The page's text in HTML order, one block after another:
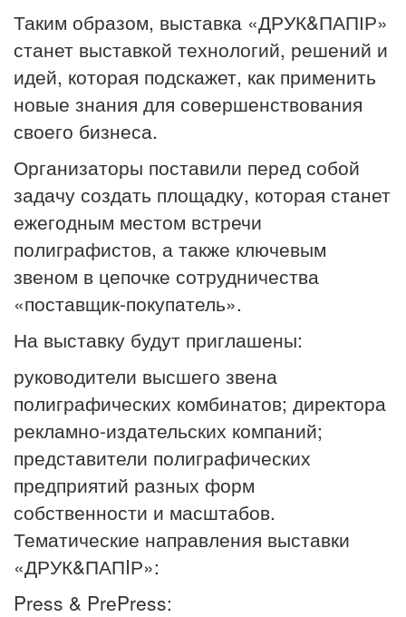
Таким образом, выставка «ДРУК&ПАПІР»
станет выставкой технологий, решений и
идей, которая подскажет, как применить
новые знания для совершенствования
своего бизнеса.
Организаторы поставили перед собой
задачу создать площадку, которая станет
ежегодным местом встречи
полиграфистов, а также ключевым
звеном в цепочке сотрудничества
«поставщик-покупатель».
На выставку будут приглашены:
руководители высшего звена
полиграфических комбинатов; директора
рекламно-издательских компаний;
представители полиграфических
предприятий разных форм
собственности и масштабов.
Тематические направления выставки
«ДРУК&ПАПIР»:
Press & PrеPress: